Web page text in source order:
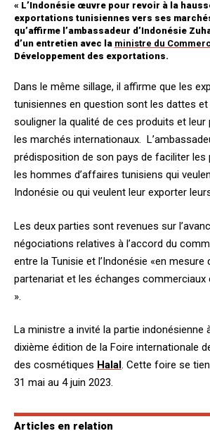
« L’Indonésie œuvre pour revoir à la
exportations tunisiennes vers ses
qu’affirme l’ambassadeur d’Indonésie
d’un entretien avec la ministre du
Développement des exportations.
Dans le même sillage, il affirme que les
tunisiennes en question sont les dattes et
souligner la qualité de ces produits et
les marchés internationaux.
prédisposition de son pays de faciliter les
les hommes d’affaires tunisiens qui
Indonésie ou qui veulent leur exporter
Les deux parties sont revenues sur
négociations relatives à l’accord du
entre la Tunisie et l’Indonésie «en mesure
partenariat et les échanges commerciaux
».
La ministre a invité la partie indonésienne
dixième édition de la Foire internationale
des cosmétiques Halal . Cette foire se
31 mai au 4 juin 2023.
Articles en relation